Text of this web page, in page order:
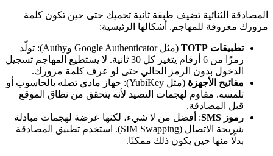
المصادقة الثنائية تضيف طبقة ثانية تحميك حتى حين تكون كلمة
مرورك معروفة للمهاجم. أشكالها الرئيسية:
تطبيقات TOTP
(مثل Google Authenticator وAuthy): تولّد
رمزًا من 6 أرقام يتغير كل 30 ثانية. لا يستطيع المهاجم تسجيل
الدخول بدون الرمز الحالي حتى لو عرف كلمة مرورك.
مفاتيح الأجهزة
(مثل YubiKey): جهاز مادي تصله بالحاسوب أو
تلمسه. مقاوم لهجمات التصيد لأنه يتحقق من نطاق الموقع
قبل المصادقة.
رموز SMS
: أفضل من لا شيء، لكنها عرضة لهجمات مبادلة
شريحة الاتصال (SIM Swapping). استخدم تطبيق المصادقة
بدلًا منها حين يكون ذلك ممكنًا.